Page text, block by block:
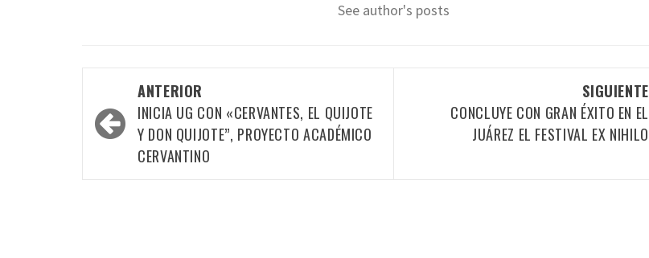
See author's posts
Navegación
por
las
entradas
ANTERIOR
INICIA UG CON «CERVANTES, EL QUIJOTE
Y DON QUIJOTE”, PROYECTO ACADÉMICO
CERVANTINO
SIGUIENTE
CONCLUYE CON GRAN ÉXITO EN EL
JUÁREZ EL FESTIVAL EX NIHILO